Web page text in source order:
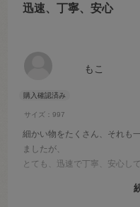
もこ
サイズ：997
迅速、丁寧、安心
細かい物をたくさん、それも
ましたが、
とても、迅速で丁寧、安心し
次からもよろしくお願いいた